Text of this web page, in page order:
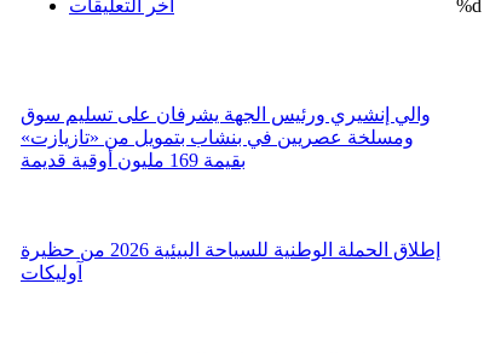
اخر التعليقات
والي إنشيري ورئيس الجهة يشرفان على تسليم سوق
ومسلخة عصريين في بنشاب بتمويل من «تازيازت»
بقيمة 169 مليون أوقية قديمة
إطلاق الحملة الوطنية للسياحة البيئية 2026 من حظيرة
آوليكات
%d